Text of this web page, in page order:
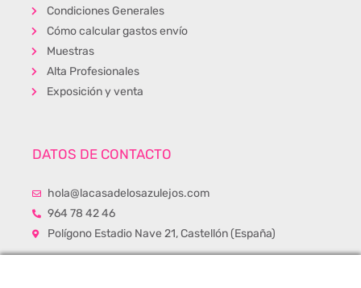
Condiciones Generales
Cómo calcular gastos envío
Muestras
Alta Profesionales
Exposición y venta
DATOS DE CONTACTO
hola@lacasadelosazulejos.com
964 78 42 46
Polígono Estadio Nave 21, Castellón (España)